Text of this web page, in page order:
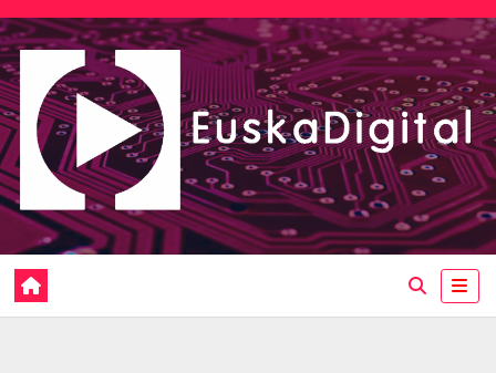
Saltar
al
contenido